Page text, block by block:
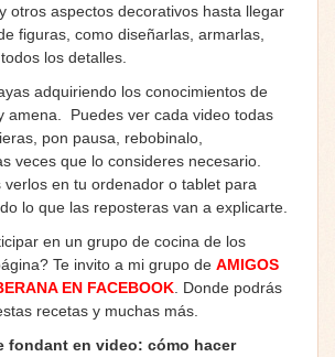
otros aspectos decorativos hasta llegar
figuras, como diseñarlas, armarlas,
los detalles.
adquiriendo los conocimientos de
amena. Puedes ver cada video todas
pon pausa, rebobinalo,
veces que lo consideres necesario.
verlos en tu ordenador o tablet para
lo que las reposteras van a explicarte.
en un grupo de cocina de los
Te invito a mi grupo de AMIGOS
EN FACEBOOK . Donde podrás
recetas y muchas más.
fondant en video: cómo hacer